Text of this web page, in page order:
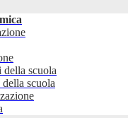
della scuola
scuola